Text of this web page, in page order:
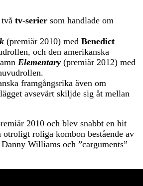
tv-serier som handlade om
(premiär 2010) med Benedict
och den amerikanska
Elementary (premiär 2012) med
framgångsrika även om
avsevärt skiljde sig åt mellan
2010 och blev snabbt en hit
otroligt roliga kombon bestående av
Williams och ”carguments”